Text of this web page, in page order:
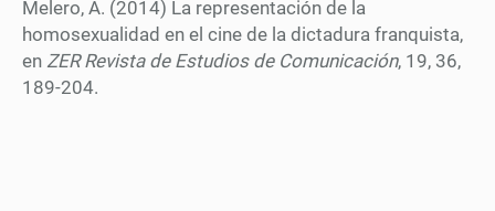
Melero, A. (2014) La representación de la
homosexualidad en el cine de la dictadura franquista,
en ZER Revista de Estudios de Comunicación, 19, 36,
189-204.